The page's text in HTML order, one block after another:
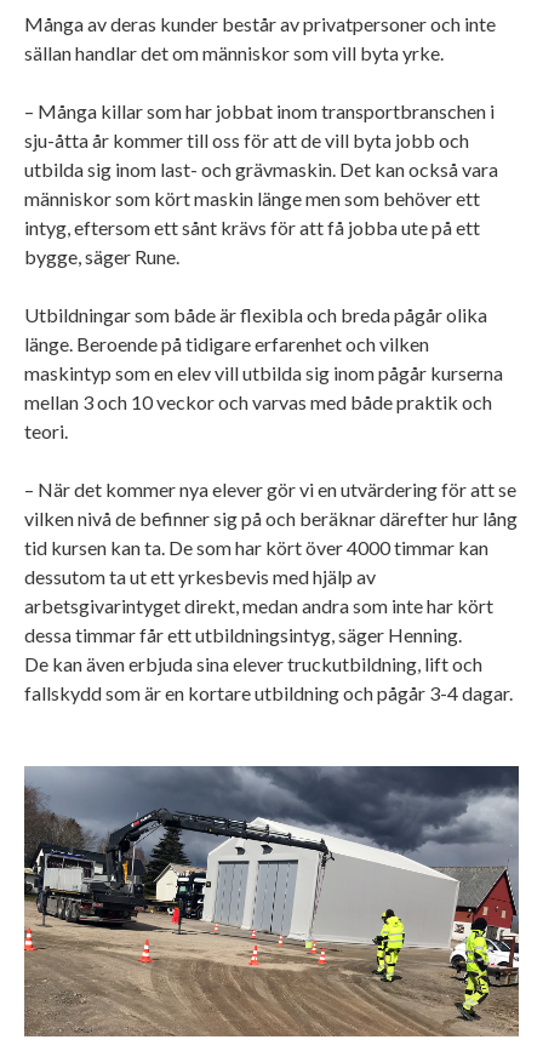
Många av deras kunder består av privatpersoner och inte
sällan handlar det om människor som vill byta yrke.
– Många killar som har jobbat inom transportbranschen i
sju-åtta år kommer till oss för att de vill byta jobb och
utbilda sig inom last- och grävmaskin. Det kan också vara
människor som kört maskin länge men som behöver ett
intyg, eftersom ett sånt krävs för att få jobba ute på ett
bygge, säger Rune.
Utbildningar som både är flexibla och breda pågår olika
länge. Beroende på tidigare erfarenhet och vilken
maskintyp som en elev vill utbilda sig inom pågår kurserna
mellan 3 och 10 veckor och varvas med både praktik och
teori.
– När det kommer nya elever gör vi en utvärdering för att se
vilken nivå de befinner sig på och beräknar därefter hur lång
tid kursen kan ta. De som har kört över 4000 timmar kan
dessutom ta ut ett yrkesbevis med hjälp av
arbetsgivarintyget direkt, medan andra som inte har kört
dessa timmar får ett utbildningsintyg, säger Henning.
De kan även erbjuda sina elever truckutbildning, lift och
fallskydd som är en kortare utbildning och pågår 3-4 dagar.